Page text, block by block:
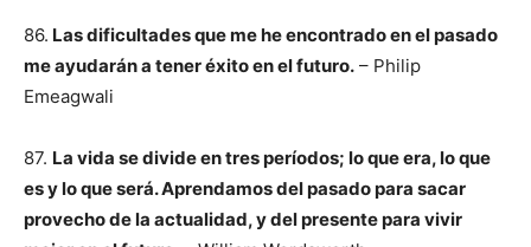
86. Las dificultades que me he encontrado en el pasado
me ayudarán a tener éxito en el futuro. – Philip
Emeagwali
87. La vida se divide en tres períodos; lo que era, lo que
es y lo que será. Aprendamos del pasado para sacar
provecho de la actualidad, y del presente para vivir